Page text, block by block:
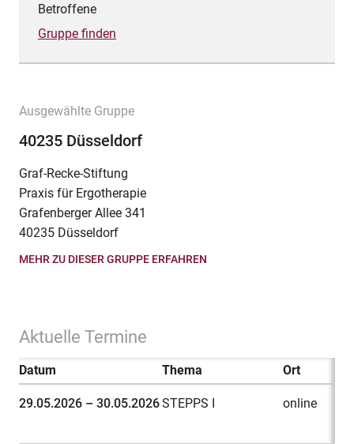
Betroffene
Gruppe finden
Ausgewählte Gruppe
40235 Düsseldorf
Graf-Recke-Stiftung
Praxis für Ergotherapie
Grafenberger Allee 341
40235 Düsseldorf
MEHR ZU DIESER GRUPPE ERFAHREN
Aktuelle Termine
Datum Thema Ort
29.05.2026 – 30.05.2026STEPPS I online